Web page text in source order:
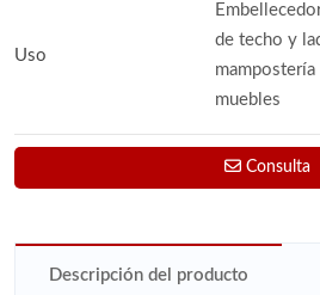
Uso
de techo y
mampostería
muebles
Consulta
Descripción del producto